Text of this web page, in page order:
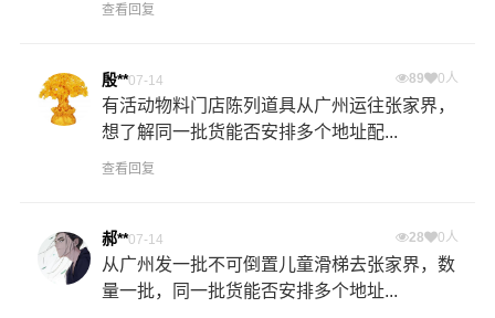
查看回复
殷**07-14 89 0人
有活动物料门店陈列道具从广州运往张家界，
想了解同一批货能否安排多个地址配...
查看回复
郝**07-14 28 0人
从广州发一批不可倒置儿童滑梯去张家界，数
量一批，同一批货能否安排多个地址...